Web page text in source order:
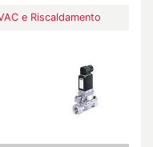
e Riscaldamento